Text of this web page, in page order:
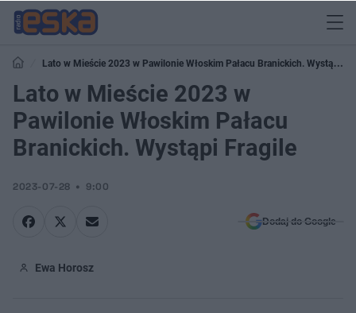
Lato w Mieście 2023 w Pawilonie Włoskim Pałacu Branickich. Wystąpi
Fragile
Lato w Mieście 2023 w
Pawilonie Włoskim Pałacu
Branickich. Wystąpi Fragile
2023-07-28 9:00
Dodaj do Google
Ewa Horosz